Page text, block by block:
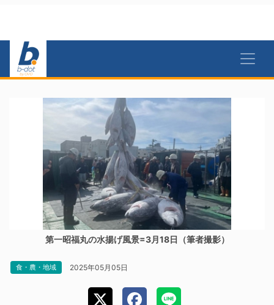
第一昭福丸の水揚げ風景=3月18日（筆者撮影）
食・農・地域 2025年05月05日